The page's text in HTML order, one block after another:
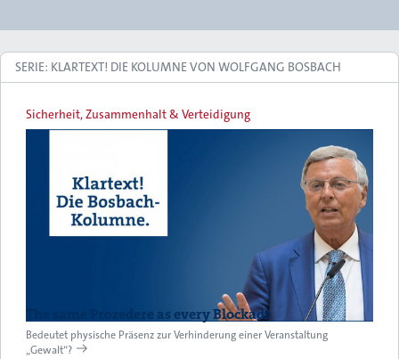
SERIE: KLARTEXT! DIE KOLUMNE VON WOLFGANG BOSBACH
Sicherheit, Zusammenhalt & Verteidigung
The same Prozedere as every Blockade
Bedeutet physische Präsenz zur Verhinderung einer Veranstaltung
„Gewalt“?